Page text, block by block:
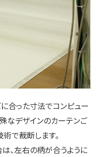
合った寸法でコンピュー
なデザインのカーテンご
で裁断します。
、左右の柄が合うように